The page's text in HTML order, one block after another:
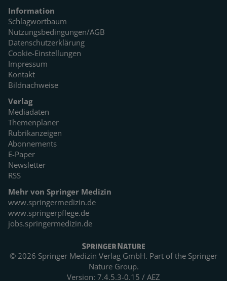
Information
Schlagwortbaum
Nutzungsbedingungen/AGB
Datenschutzerklärung
Cookie-Einstellungen
Impressum
Kontakt
Bildnachweise
Verlag
Mediadaten
Themenplaner
Rubrikanzeigen
Abonnements
E-Paper
Newsletter
RSS
Mehr von Springer Medizin
www.springermedizin.de
www.springerpflege.de
jobs.springermedizin.de
© 2026 Springer Medizin Verlag GmbH. Part of the Springer
Nature Group.
Version: 7.4.5.3-0.15 / AEZ